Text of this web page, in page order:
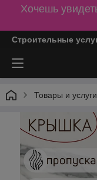
Хочешь
Строительные
Товары и услуги